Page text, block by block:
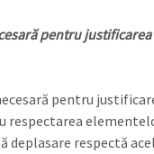
pentru
pentru
respectarea
deplasare respectă